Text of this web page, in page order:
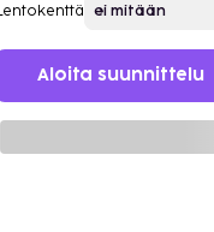
Aloita suunnittelu